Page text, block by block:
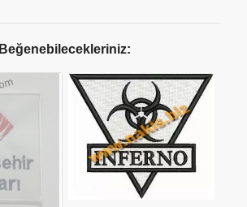
Beğenebilecekleriniz: